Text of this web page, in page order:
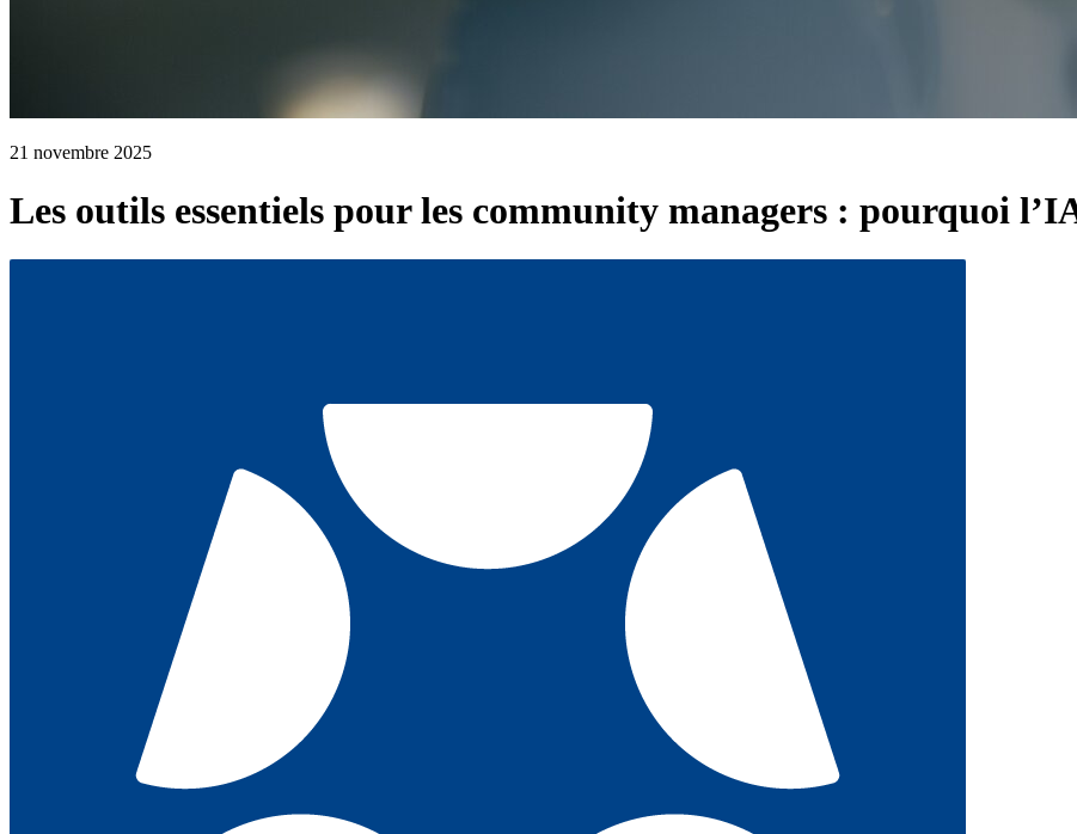
21 novembre 2025
Les outils essentiels pour les community managers : pourquoi